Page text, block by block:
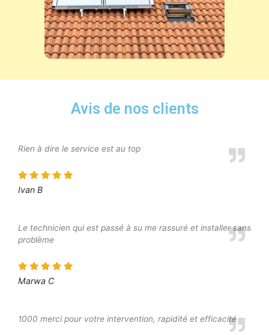
Avis de nos clients
Rien à dire le service est au top
Ivan B
Le technicien qui est passé à su me rassuré et installer sans
problème
Marwa C
1000 merci pour votre intervention, rapidité et efficacité